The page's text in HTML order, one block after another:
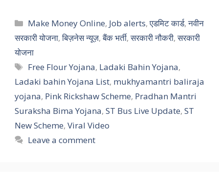
Categories
Make Money Online, Job alerts,एडमिट कार्ड,नवीन
सरकारी योजना,बिज़नेस न्यूज़,बैंक भर्ती,सरकारी नौकरी,सरकारी
योजना
Tags
Free Flour Yojana, Ladaki Bahin Yojana,
Ladaki bahin Yojana List, mukhyamantri baliraja
yojana, Pink Rickshaw Scheme, Pradhan Mantri
Suraksha Bima Yojana, ST Bus Live Update, ST
New Scheme, Viral Video
Leave a comment